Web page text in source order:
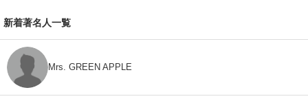
新着著名人一覧
Mrs. GREEN APPLE